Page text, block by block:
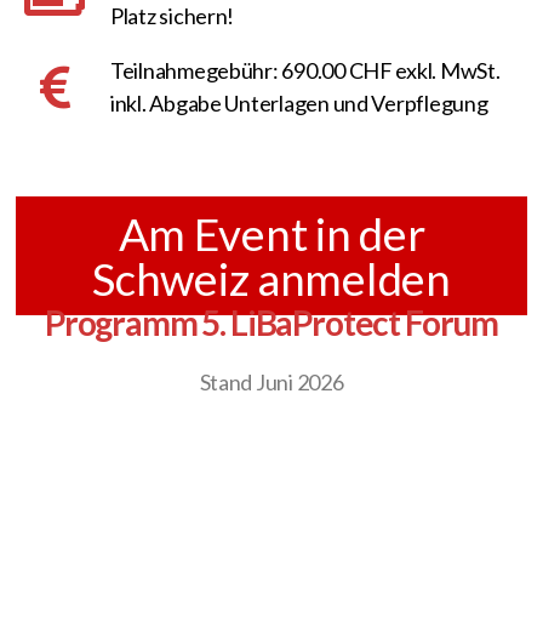
Platz sichern!
Teilnahmegebühr: 690.00 CHF exkl. MwSt.
inkl. Abgabe Unterlagen und Verpflegung
Am Event in der
Schweiz anmelden
Programm 5. LiBaProtect Forum
Stand Juni 2026